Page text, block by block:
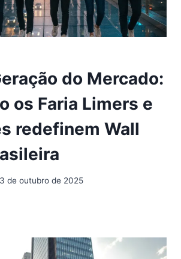
do Mercado:
os Faria Limers e
redefinem Wall
de outubro de 2025